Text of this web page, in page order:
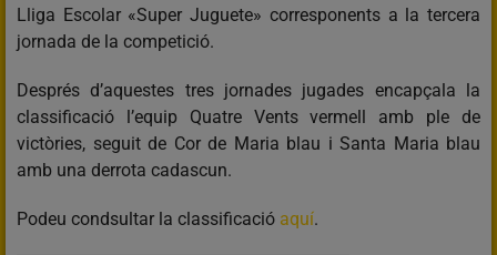
Lliga Escolar «Super Juguete» corresponents a la tercera
jornada de la competició.
Després d’aquestes tres jornades jugades encapçala la
classificació l’equip Quatre Vents vermell amb ple de
victòries, seguit de Cor de Maria blau i Santa Maria blau
amb una derrota cadascun.
Podeu condsultar la classificació aquí.